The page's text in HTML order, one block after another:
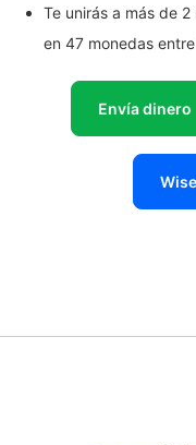
Te unirás a más de
en 47 monedas
Envía dinero